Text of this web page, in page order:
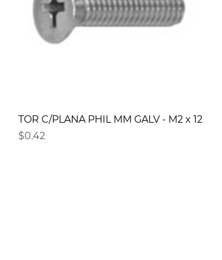
TOR C/PLANA PHIL MM GALV - M2 x 12
Precio
$0.42